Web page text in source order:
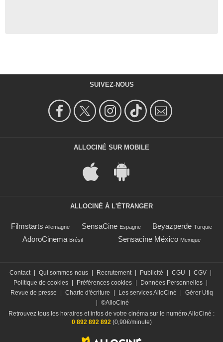
SUIVEZ-NOUS
ALLOCINÉ SUR MOBILE
ALLOCINÉ À L'ÉTRANGER
Filmstarts Allemagne SensaCine Espagne Beyazperde Turquie
AdoroCinema Brésil Sensacine México Mexique
Contact | Qui sommes-nous | Recrutement | Publicité | CGU | CGV |
Politique de cookies | Préférences cookies | Données Personnelles |
Revue de presse
| Charte d'écriture | Les services AlloCiné | Gérer Utiq
| ©AlloCiné
Retrouvez tous les horaires et infos de votre cinéma sur le numéro AlloCiné :
0 892 892 892 (0,90€/minute)